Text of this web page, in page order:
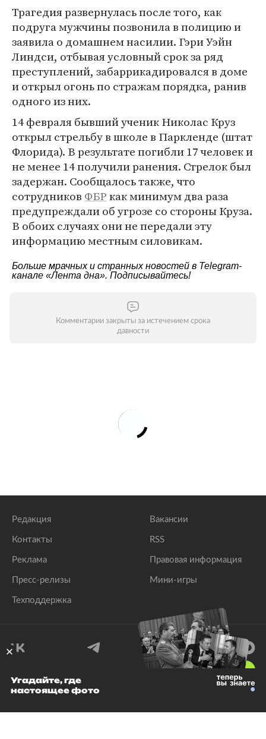
Трагедия развернулась после того, как
подруга мужчины позвонила в полицию и
заявила о домашнем насилии. Гэри Уэйн
Линдси, отбывая условный срок за ряд
преступлений, забаррикадировался в доме
и открыл огонь по стражам порядка, ранив
одного из них.
14 февраля бывший ученик Николас Круз
открыл стрельбу в школе в Паркленде (штат
Флорида). В результате погибли 17 человек и
не менее 14 получили ранения. Стрелок был
задержан. Сообщалось также, что
сотрудников ФБРкак минимум два раза
предупреждали об угрозе со стороны Круза.
В обоих случаях они не передали эту
информацию местным силовикам.
Больше мрачных и странных новостей в Telegram-
канале «Лента дна». Подписывайтесь!
Комментарии закрыты за истечением срока
давности
Редакция
Контакты
Реклама
Пресс-релизы
Техподдержка
Вакансии
RSS
Правовая информация
Мини-игры
© 1999–2026 Все права защищены.
Угадайте, где
настоящее фото